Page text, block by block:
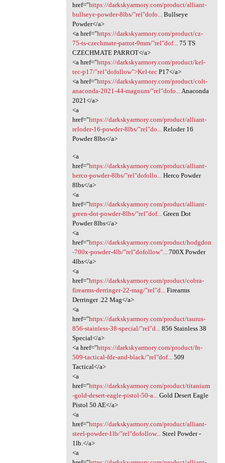
href="https://darkskyarmory.com/product/alliant-
bullseye-powder-8lbs/"rel"dofo...Bullseye
Powder</a>
<a href="https://darkskyarmory.com/product/cz-
75-ts-czechmate-parrot-9mm/"rel"dof...75 TS
CZECHMATE PARROT</a>
<a href="https://darkskyarmory.com/product/kel-
tec-p17/"rel"dofollow">Kel-tecP17</a>
<a href="https://darkskyarmory.com/product/colt-
anaconda-2021-44-magnum/"rel"dofo...Anaconda
2021</a>
<a
href="https://darkskyarmory.com/product/alliant-
reloder-16-powder-8lbs/"rel"do...Reloder 16
Powder 8lbs</a>
<a
href="https://darkskyarmory.com/product/alliant-
herco-powder-8lbs/"rel"dofollo...Herco Powder
8lbs</a>
<a
href="https://darkskyarmory.com/product/alliant-
green-dot-powder-8lbs/"rel"dof...Green Dot
Powder 8lbs</a>
<a
href="https://darkskyarmory.com/product/hodgdon
-700x-powder-4lb/"rel"dofollow"...700X Powder
4lbs</a>
<a
href="https://darkskyarmory.com/product/cobra-
firearms-derringer-22-mag/"rel"d...Firearms
Derringer .22 Mag</a>
<a
href="https://darkskyarmory.com/product/taurus-
856-stainless-38-special/"rel"d...856 Stainless 38
Special</a>
<a href="https://darkskyarmory.com/product/fn-
509-tactical-fde-and-black/"rel"dof...509
Tactical</a>
<a
href="https://darkskyarmory.com/product/titanium
-gold-desert-eagle-pistol-50-a...Gold Desert Eagle
Pistol 50 AE</a>
<a
href="https://darkskyarmory.com/product/alliant-
steel-powder-1lb/"rel"dofollow...Steel Powder -
1lb.</a>
<a